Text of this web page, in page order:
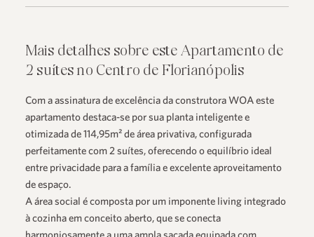
Mais detalhes sobre este Apartamento de
2 suítes no Centro de Florianópolis
Com a assinatura de excelência da construtora WOA este
apartamento destaca-se por sua planta inteligente e
otimizada de 114,95m² de área privativa, configurada
perfeitamente com 2 suítes, oferecendo o equilíbrio ideal
entre privacidade para a família e excelente aproveitamento
de espaço.
A área social é composta por um imponente living integrado
à cozinha em conceito aberto, que se conecta